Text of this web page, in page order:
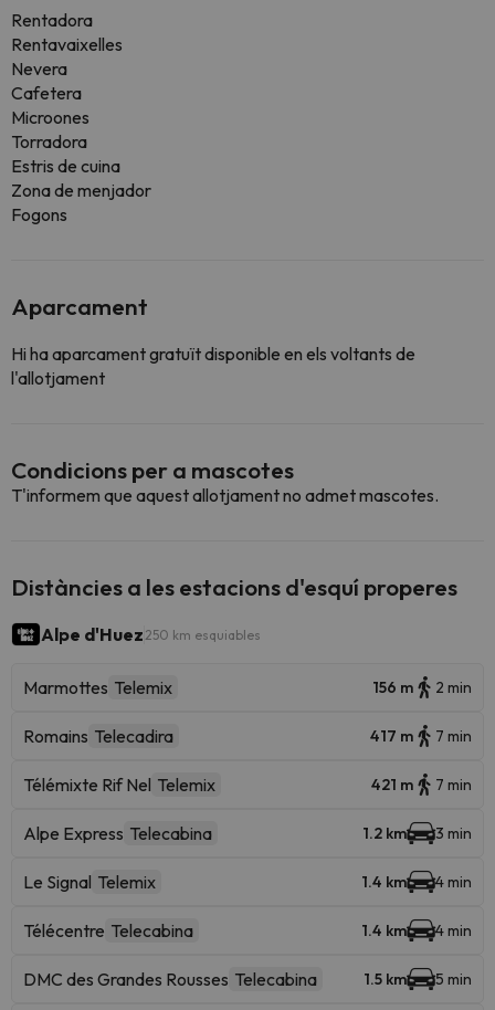
Rentadora
Rentavaixelles
Nevera
Cafetera
Microones
Torradora
Estris de cuina
Zona de menjador
Fogons
Aparcament
Hi ha aparcament gratuït disponible en els voltants de
l'allotjament
Condicions per a mascotes
T'informem que aquest allotjament no admet mascotes.
Distàncies a les estacions d'esquí properes
Alpe d'Huez 250 km esquiables
Marmottes Telemix 156 m 2 min
Romains Telecadira 417 m 7 min
Télémixte Rif Nel Telemix 421 m 7 min
Alpe Express Telecabina 1.2 km 3 min
Le Signal Telemix 1.4 km 4 min
Télécentre Telecabina 1.4 km 4 min
DMC des Grandes Rousses Telecabina 1.5 km 5 min